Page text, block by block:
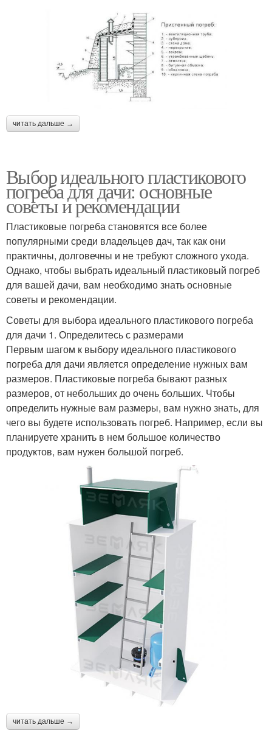
читать дальше →
Выбор идеального пластикового
погреба для дачи: основные
советы и рекомендации
Пластиковые погреба становятся все более
популярными среди владельцев дач, так как они
практичны, долговечны и не требуют сложного ухода.
Однако, чтобы выбрать идеальный пластиковый погреб
для вашей дачи, вам необходимо знать основные
советы и рекомендации.
Советы для выбора идеального пластикового погреба
для дачи 1. Определитесь с размерами
Первым шагом к выбору идеального пластикового
погреба для дачи является определение нужных вам
размеров. Пластиковые погреба бывают разных
размеров, от небольших до очень больших. Чтобы
определить нужные вам размеры, вам нужно знать, для
чего вы будете использовать погреб. Например, если вы
планируете хранить в нем большое количество
продуктов, вам нужен большой погреб.
читать дальше →